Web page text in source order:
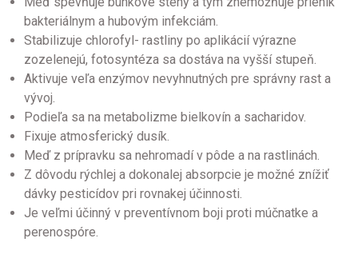
bakteriálnym a hubovým infekciám.
Stabilizuje chlorofyl- rastliny po aplikácií výrazne
zozelenejú, fotosyntéza sa dostáva na vyšší stupeň.
Aktivuje veľa enzýmov nevyhnutných pre správny rast a
vývoj.
Podieľa sa na metabolizme bielkovín a sacharidov.
Fixuje atmosferický dusík.
Meď z prípravku sa nehromadí v pôde a na rastlinách.
Z dôvodu rýchlej a dokonalej absorpcie je možné znížiť
dávky pesticídov pri rovnakej účinnosti.
Je veľmi účinný v preventívnom boji proti múčnatke a
perenospóre.